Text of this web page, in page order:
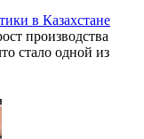
в Казахстане
производства
стало одной из